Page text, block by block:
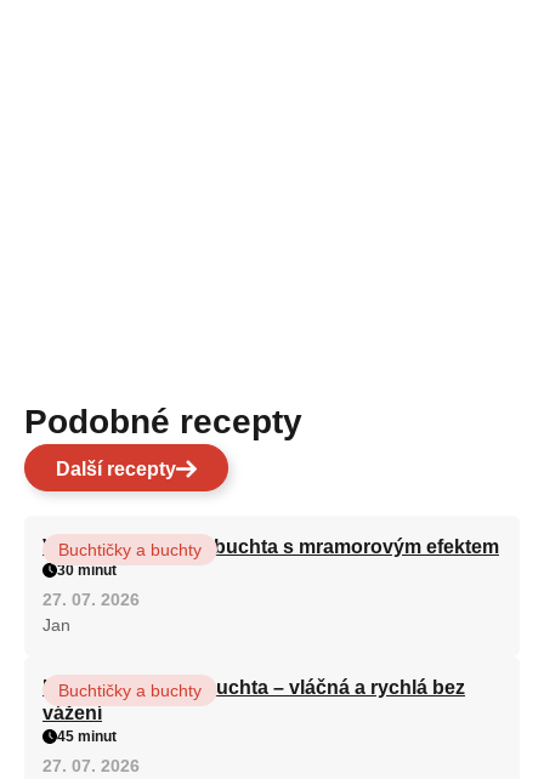
Podobné recepty
Další recepty
Vláčná olejová litá buchta s mramorovým efektem
Buchtičky a buchty
30 minut
27. 07. 2026
Jan
Hrnková maková buchta – vláčná a rychlá bez
vážení
Buchtičky a buchty
45 minut
27. 07. 2026